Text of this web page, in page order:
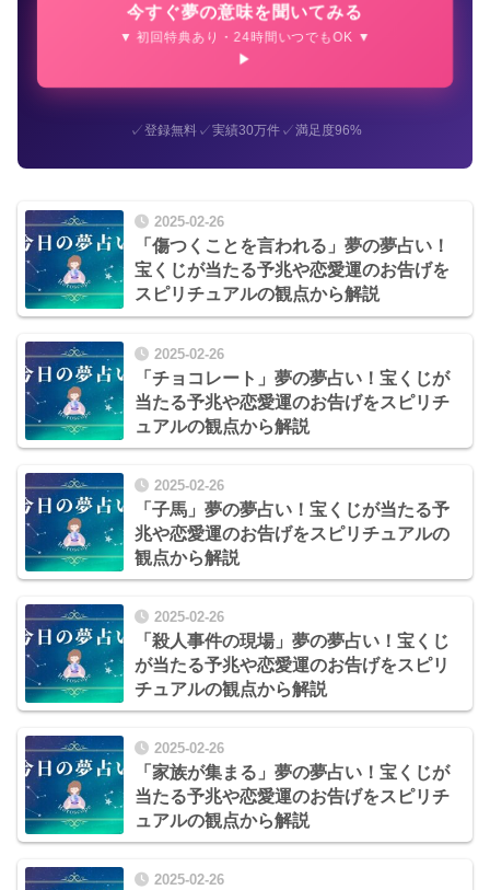
今すぐ夢の意味を聞いてみる
▼ 初回特典あり・24時間いつでもOK ▼
✓登録無料✓実績30万件✓満足度96%
2025-02-26
「傷つくことを言われる」夢の夢占い！
宝くじが当たる予兆や恋愛運のお告げを
スピリチュアルの観点から解説
2025-02-26
「チョコレート」夢の夢占い！宝くじが
当たる予兆や恋愛運のお告げをスピリチ
ュアルの観点から解説
2025-02-26
「子馬」夢の夢占い！宝くじが当たる予
兆や恋愛運のお告げをスピリチュアルの
観点から解説
2025-02-26
「殺人事件の現場」夢の夢占い！宝くじ
が当たる予兆や恋愛運のお告げをスピリ
チュアルの観点から解説
2025-02-26
「家族が集まる」夢の夢占い！宝くじが
当たる予兆や恋愛運のお告げをスピリチ
ュアルの観点から解説
2025-02-26